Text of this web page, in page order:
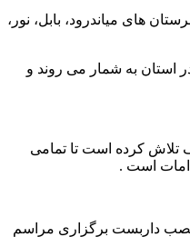
های میاندرود، بابل، نور،
محرم در استان به شمار می روند و
تلاش کرده است تا تمامی
است .
خواسته شد تا با نصب داربست برگزاری مراسم